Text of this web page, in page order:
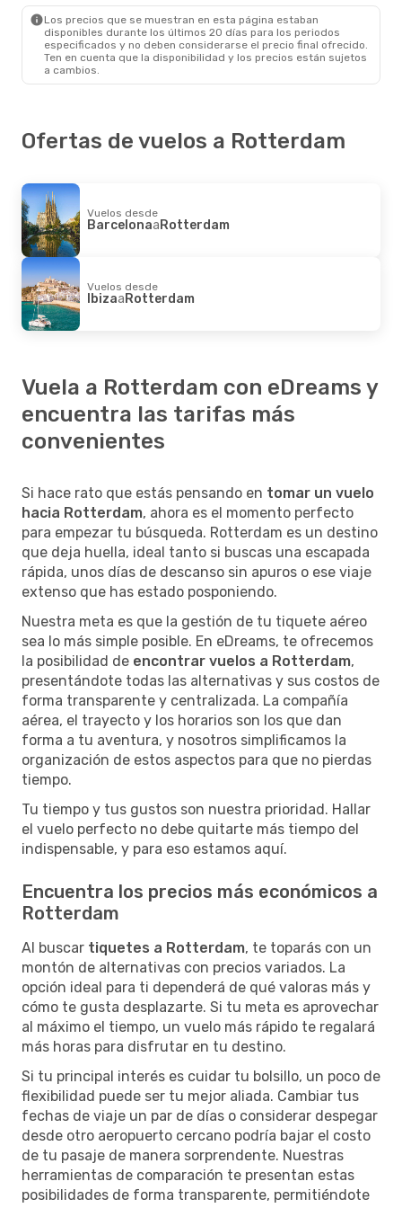
Los precios que se muestran en esta página estaban
disponibles durante los últimos 20 días para los periodos
especificados y no deben considerarse el precio final ofrecido.
Ten en cuenta que la disponibilidad y los precios están sujetos
a cambios.
Ofertas de vuelos a Rotterdam
Vuelos desde
BarcelonaaRotterdam
Vuelos desde
IbizaaRotterdam
Vuela a Rotterdam con eDreams y
encuentra las tarifas más
convenientes
Si hace rato que estás pensando en tomar un vuelo
hacia Rotterdam, ahora es el momento perfecto
para empezar tu búsqueda. Rotterdam es un destino
que deja huella, ideal tanto si buscas una escapada
rápida, unos días de descanso sin apuros o ese viaje
extenso que has estado posponiendo.
Nuestra meta es que la gestión de tu tiquete aéreo
sea lo más simple posible. En eDreams, te ofrecemos
la posibilidad de encontrar vuelos a Rotterdam,
presentándote todas las alternativas y sus costos de
forma transparente y centralizada. La compañía
aérea, el trayecto y los horarios son los que dan
forma a tu aventura, y nosotros simplificamos la
organización de estos aspectos para que no pierdas
tiempo.
Tu tiempo y tus gustos son nuestra prioridad. Hallar
el vuelo perfecto no debe quitarte más tiempo del
indispensable, y para eso estamos aquí.
Encuentra los precios más económicos a
Rotterdam
Al buscar tiquetes a Rotterdam, te toparás con un
montón de alternativas con precios variados. La
opción ideal para ti dependerá de qué valoras más y
cómo te gusta desplazarte. Si tu meta es aprovechar
al máximo el tiempo, un vuelo más rápido te regalará
más horas para disfrutar en tu destino.
Si tu principal interés es cuidar tu bolsillo, un poco de
flexibilidad puede ser tu mejor aliada. Cambiar tus
fechas de viaje un par de días o considerar despegar
desde otro aeropuerto cercano podría bajar el costo
de tu pasaje de manera sorprendente. Nuestras
herramientas de comparación te presentan estas
posibilidades de forma transparente, permitiéndote